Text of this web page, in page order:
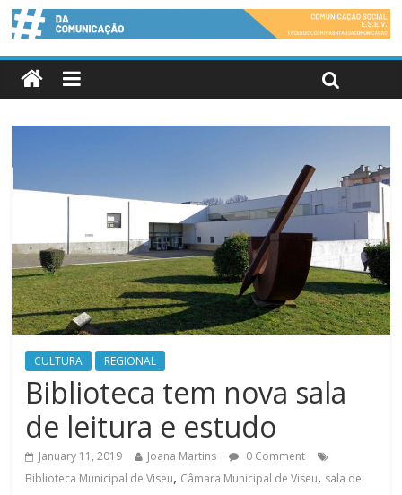
CULTURA REGIONAL
Biblioteca tem nova sala
de leitura e estudo
January 11, 2019 Joana Martins
0 Comment
Biblioteca Municipal de Viseu, Câmara Municipal de Viseu, sala de